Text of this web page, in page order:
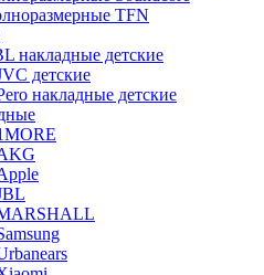
TFN
накладные детские
детские
накладные детские